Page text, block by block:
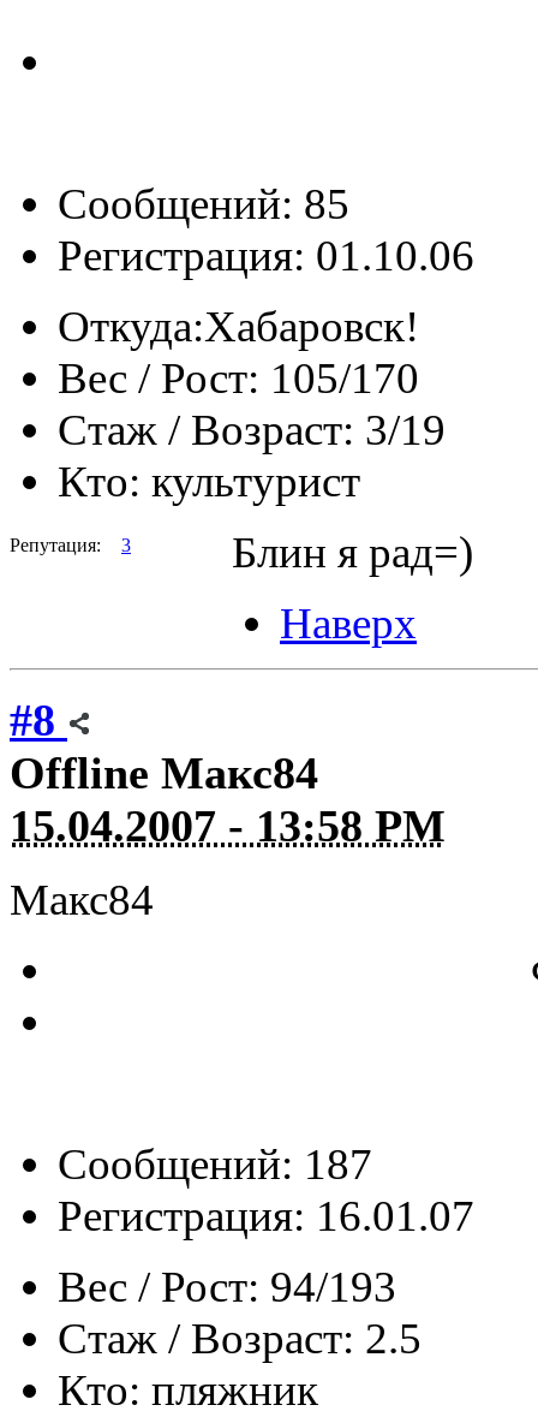
Сообщений: 85
Регистрация: 01.10.06
Откуда:Хабаровск!
Вес / Рост: 105/170
Стаж / Возраст: 3/19
Кто: культурист
Репутация: 3
Блин я рад=)
Наверх
#8
Offline Макс84
15.04.2007 - 13:58 PM
Макс84
Сообщений: 187
Регистрация: 16.01.07
Вес / Рост: 94/193
Стаж / Возраст: 2.5
Кто: пляжник